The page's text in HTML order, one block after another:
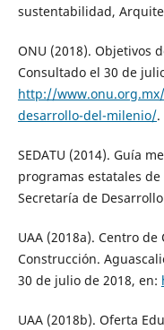
sustentabilidad,
ONU (2018). Objetivos
Consultado el 30 de
http://
desarrollo-del-milenio/.
SEDATU (2014). Guía
programas estatales
Secretaría de
UAA (2018a). Centro
Construcción.
30 de julio de 2018, en:
UAA (2018b). Oferta